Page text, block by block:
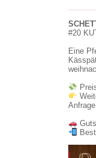
#20
Eine